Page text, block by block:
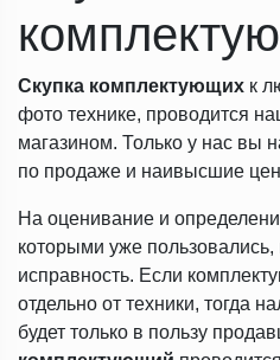
Скупка комплектующих к
фото технике, проводится
магазином. Только у нас вы
по продаже и наивысшие
На оценивание и
которыми уже
исправность. Если
отдельно от техники, тогда
будет только в пользу